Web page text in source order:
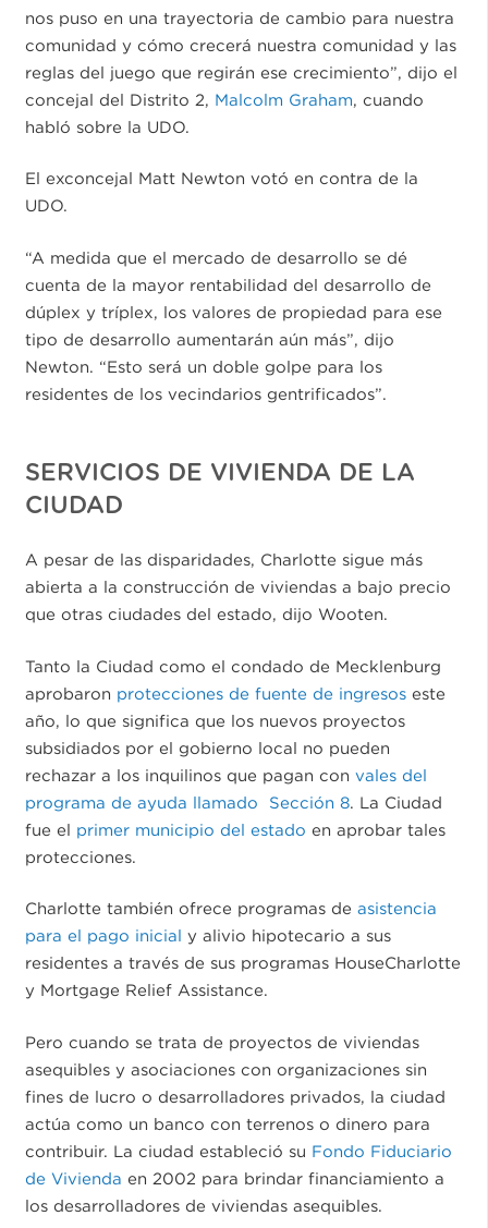
nos puso en una trayectoria de cambio para nuestra
comunidad y cómo crecerá nuestra comunidad y las
reglas del juego que regirán ese crecimiento”, dijo el
concejal del Distrito 2, Malcolm Graham , cuando
habló sobre la UDO.
El exconcejal Matt Newton votó en contra de la
UDO.
“A medida que el mercado de desarrollo se dé
cuenta de la mayor rentabilidad del desarrollo de
dúplex y tríplex, los valores de propiedad para ese
tipo de desarrollo aumentarán aún más”, dijo
Newton. “Esto será un doble golpe para los
residentes de los vecindarios gentrificados”.
SERVICIOS DE VIVIENDA DE LA
CIUDAD
A pesar de las disparidades, Charlotte sigue más
abierta a la construcción de viviendas a bajo precio
que otras ciudades del estado, dijo Wooten.
Tanto la Ciudad como el condado de Mecklenburg
aprobaron protecciones de fuente de ingresoseste
año, lo que significa que los nuevos proyectos
subsidiados por el gobierno local no pueden
rechazar a los inquilinos que pagan con vales del
programa de ayuda llamado Sección 8. La Ciudad
fue el primer municipio del estado en aprobar tales
protecciones.
Charlotte también ofrece programas de asistencia
para el pago inicial y alivio hipotecario a sus
residentes a través de sus programas HouseCharlotte
y Mortgage Relief Assistance.
Pero cuando se trata de proyectos de viviendas
asequibles y asociaciones con organizaciones sin
fines de lucro o desarrolladores privados, la ciudad
actúa como un banco con terrenos o dinero para
contribuir. La ciudad estableció su Fondo Fiduciario
de Vivienda en 2002 para brindar financiamiento a
los desarrolladores de viviendas asequibles.